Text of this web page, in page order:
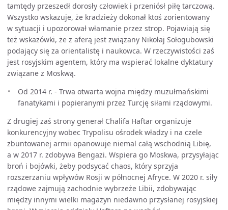
tamtędy przeszedł dorosły człowiek i przeniósł piłę tarczową.
Wszystko wskazuje, że kradzieży dokonał ktoś zorientowany
w sytuacji i upozorował włamanie przez strop. Pojawiają się
też wskazówki, że z aferą jest związany Nikołaj Sołogubowski
podający się za orientalistę i naukowca. W rzeczywistości zaś
jest rosyjskim agentem, który ma wspierać lokalne dyktatury
związane z Moskwą.
Od 2014 r. - Trwa otwarta wojna między muzułmańskimi
fanatykami i popieranymi przez Turcję siłami rządowymi.
Z drugiej zaś strony generał Chalifa Haftar organizuje
konkurencyjny wobec Trypolisu ośrodek władzy i na czele
zbuntowanej armii opanowuje niemal całą wschodnią Libię,
a w 2017 r. zdobywa Bengazi. Wspiera go Moskwa, przysyłając
broń i bojówki, żeby podsycać chaos, który sprzyja
rozszerzaniu wpływów Rosji w północnej Afryce. W 2020 r. siły
rządowe zajmują zachodnie wybrzeże Libii, zdobywając
między innymi wielki magazyn niedawno przysłanej rosyjskiej